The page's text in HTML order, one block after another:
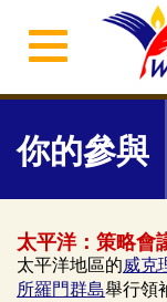
你的參與
太平洋：策略會
太平洋地區的威克
所羅門群島舉行領